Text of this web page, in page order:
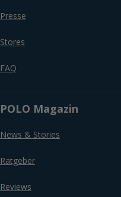
Presse
Stores
FAQ
POLO Magazin
News & Stories
Ratgeber
Reviews